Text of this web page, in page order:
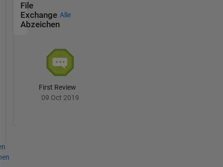
File
Exchange
Abzeichen
Alle
First Review
09 Oct 2019